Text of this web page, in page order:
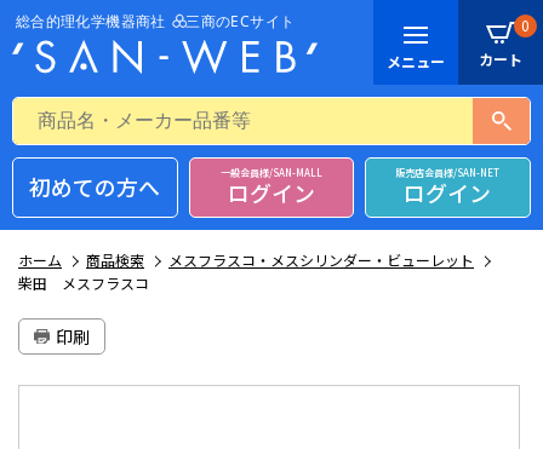
0
初めての方へ 一般会員様/SAN-MALL
ログイン
販売店会員様/SAN-NET
ログイン
ホーム 商品検索
メスフラスコ・メスシリンダー・ビューレット
柴田 メスフラスコ
印刷